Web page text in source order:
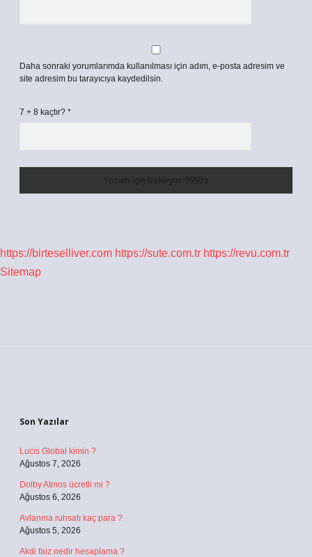
Daha sonraki yorumlarımda kullanılması için adım, e-posta adresim ve
site adresim bu tarayıcıya kaydedilsin.
7 + 8 kaçtır? *
https://birteselliver.com https://sute.com.tr https://revu.com.tr
Sitemap
Son Yazılar
Lucis Global kimin ?
Ağustos 7, 2026
Dolby Atmos ücretli mi ?
Ağustos 6, 2026
Avlanma ruhsatı kaç para ?
Ağustos 5, 2026
Akdi faiz nedir hesaplama ?